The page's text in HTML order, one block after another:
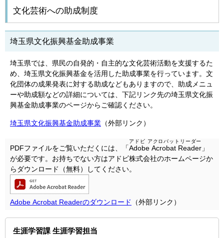
文化芸術への助成制度
埼玉県文化振興基金助成事業
埼玉県では、県民の自発的・自主的な文化芸術活動を支援するた
め、埼玉県文化振興基金を活用した助成事業を行っています。文
化団体の成果発表に対する助成などもありますので、助成メニュ
ーや助成額などの詳細については、下記リンク先の埼玉県文化振
興基金助成事業のページからご確認ください。
埼玉県文化振興基金助成事業 （外部リンク）
PDFファイルをご覧いただくには、「Adobe Acrobat Reader
アドビ アクロバットリーダー
」
が必要です。お持ちでない方はアドビ株式会社のホームページか
らダウンロード（無料）してください。
Adobe Acrobat Readerのダウンロード （外部リンク）
生涯学習課 生涯学習担当